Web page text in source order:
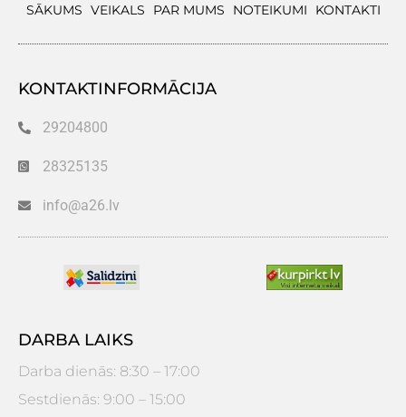
SĀKUMS VEIKALS PAR MUMS NOTEIKUMI KONTAKTI
KONTAKTINFORMĀCIJA
29204800
28325135
info@a26.lv
DARBA LAIKS
Darba dienās: 8:30 – 17:00
Sestdienās: 9:00 – 15:00